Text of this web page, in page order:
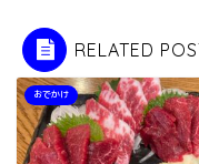
RELATED
おでかけ